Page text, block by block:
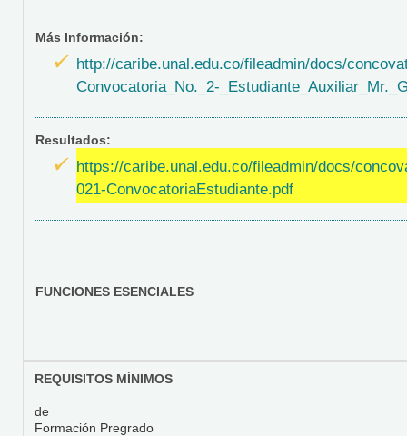
Más Información:
http://caribe.unal.edu.co/fileadmin/docs/
Convocatoria_No._2-
Resultados:
https://caribe.unal.edu.co/fileadmin/docs/
021-ConvocatoriaEstudiante.pdf
FUNCIONES ESENCIALES
REQUISITOS MÍNIMOS
de
Formación Pregrado